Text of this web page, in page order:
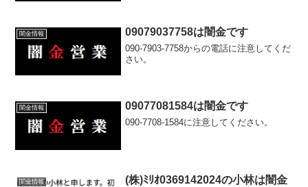
闇金情報 09079037758は闇金です
090-7903-7758からの電話に注意してくだ
さい。
闇金情報 09077081584は闇金です
090-7708-1584に注意してください。
闇金情報
(株)ﾐﾘｵ0369142024の小林は闇金